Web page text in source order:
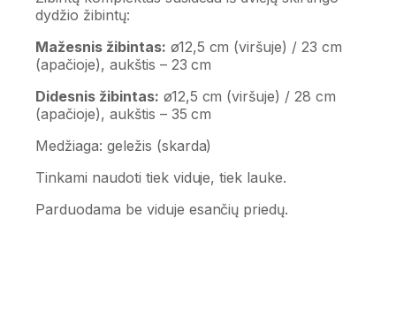
dydžio žibintų:
Mažesnis žibintas: ø12,5 cm (viršuje) / 23 cm
(apačioje), aukštis – 23 cm
Didesnis žibintas: ø12,5 cm (viršuje) / 28 cm
(apačioje), aukštis – 35 cm
Medžiaga: geležis (skarda)
Tinkami naudoti tiek viduje, tiek lauke.
Parduodama be viduje esančių priedų.